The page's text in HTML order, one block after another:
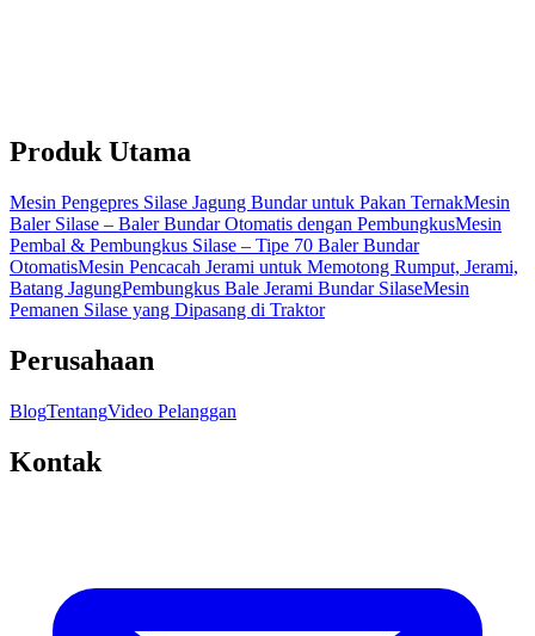
Produk Utama
Mesin Pengepres Silase Jagung Bundar untuk Pakan TernakMesin
Baler Silase – Baler Bundar Otomatis dengan PembungkusMesin
Pembal & Pembungkus Silase – Tipe 70 Baler Bundar
OtomatisMesin Pencacah Jerami untuk Memotong Rumput, Jerami,
Batang JagungPembungkus Bale Jerami Bundar SilaseMesin
Pemanen Silase yang Dipasang di Traktor
Perusahaan
BlogTentangVideo Pelanggan
Kontak